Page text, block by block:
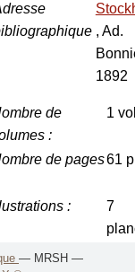
, Ad.
1892
de
:
1
de pages61
:
7
— MRSH —